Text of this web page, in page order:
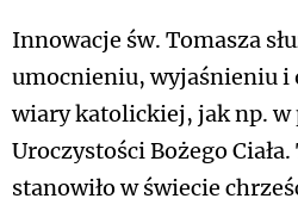
Innowacje św. Tomasza
umocnieniu, wyjaśnieniu i
wiary katolickiej, jak np. w
Uroczystości Bożego
stanowiło w świecie